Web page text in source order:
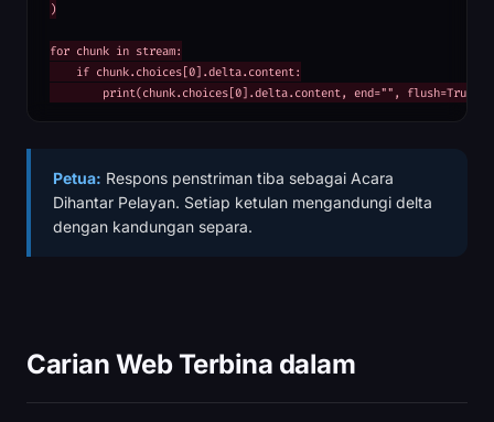
)
for chunk in stream:
    if chunk.choices[0].delta.content:
        print(chunk.choices[0].delta.content, end="", flush=True)
Petua: Respons penstriman tiba sebagai Acara
Dihantar Pelayan. Setiap ketulan mengandungi delta
dengan kandungan separa.
Carian Web Terbina dalam